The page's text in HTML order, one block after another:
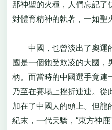
那神聖的火種，人們忘記了
對體育精神的執著，一如
中國，也曾淡出了奧運
國是一個飽受欺凌的大國，
柄。而當時的中國選手竟連
乃至在賽場上挫折連連。從
加在了中國人的頭上。但龍
紀末，一代天驕，“東方神